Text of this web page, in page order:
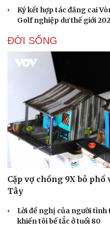
Du lịch
Tư vấn
Săn Tour
Ký kết hợp tác đăng cai
Golf nghiệp dư thế giới
ĐỜI SỐNG
Cặp vợ chồng 9X bỏ
Tây
Lời đề nghị của người tình
khiến tôi bế tắc ở tuổi 80